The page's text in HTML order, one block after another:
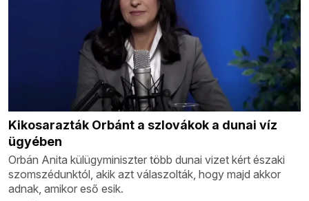
Kikosarazták Orbánt a szlovákok a dunai víz
ügyében
Orbán Anita külügyminiszter több dunai vizet kért északi
szomszédunktól, akik azt válaszolták, hogy majd akkor
adnak, amikor eső esik.